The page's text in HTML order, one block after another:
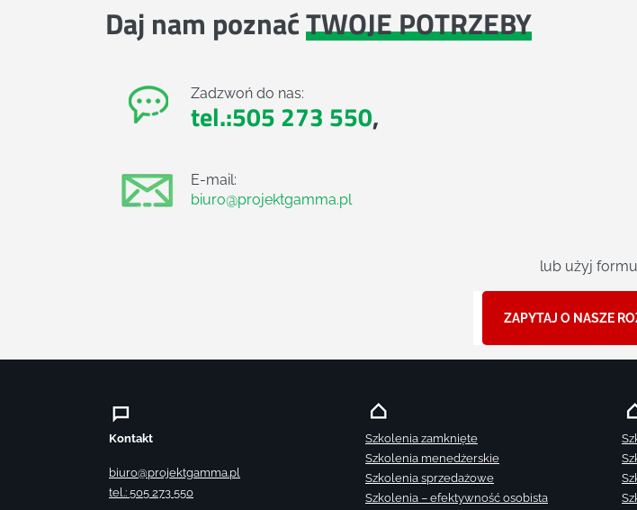
Daj nam poznaćTWOJE POTRZEBY
Zadzwoń do nas:
tel.:505 273 550,
E-mail:
biuro@projektgamma.pl
lub użyj
ZAPYTAJ O NASZE
Kontakt
biuro@projektgamma.pl
tel.: 505 273 550
Szkolenia zamknięte
Szkolenia menedżerskie
Szkolenia sprzedażowe
Szkolenia – efektywność osobista